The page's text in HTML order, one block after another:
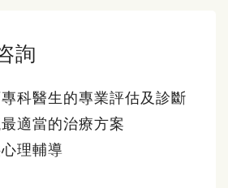
詢
科醫生的專業評估及診斷
適當的治療方案
理輔導